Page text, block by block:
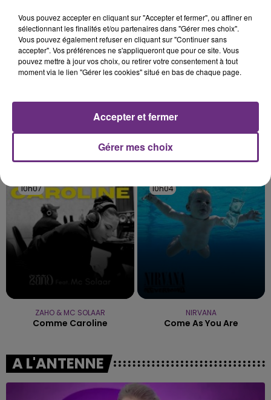
10h17
10h17
The Loneliest
10h13
10h13
ANGELE & JUSTICE
What You Want
10h07
10h07
ZAHO & MC SOLAAR
Comme Caroline
10h04
10h04
NIRVANA
Come As You Are
A L'ANTENNE
Vous pouvez accepter en cliquant sur "Accepter et fermer", ou affiner en
sélectionnant les finalités et/ou partenaires dans "Gérer mes choix".
Vous pouvez également refuser en cliquant sur "Continuer sans
accepter". Vos préférences ne s'appliqueront que pour ce site. Vous
pouvez mettre à jour vos choix, ou retirer votre consentement à tout
moment via le lien "Gérer les cookies" situé en bas de chaque page.
Gérer mes choix
Accepter et fermer